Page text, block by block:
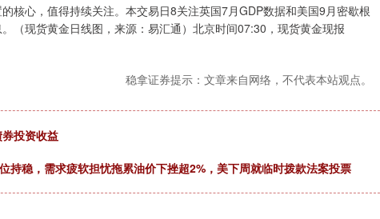
核心，值得持续关注。本交易日8关注英国7月GDP数据和美国9月密歇根
（现货黄金日线图，来源：易汇通）北京时间07:30，现货黄金现报
稳拿证券提示：文章来自网络，不代表本站观点。
投资收益
持稳，需求疲软担忧拖累油价下挫超2%，美下周就临时拨款法案投票